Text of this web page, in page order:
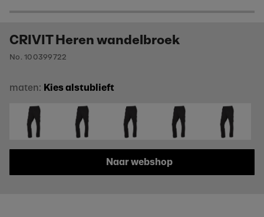
CRIVIT Heren wandelbroek
No. 100399722
maten: Kies alstublieft
Naar webshop